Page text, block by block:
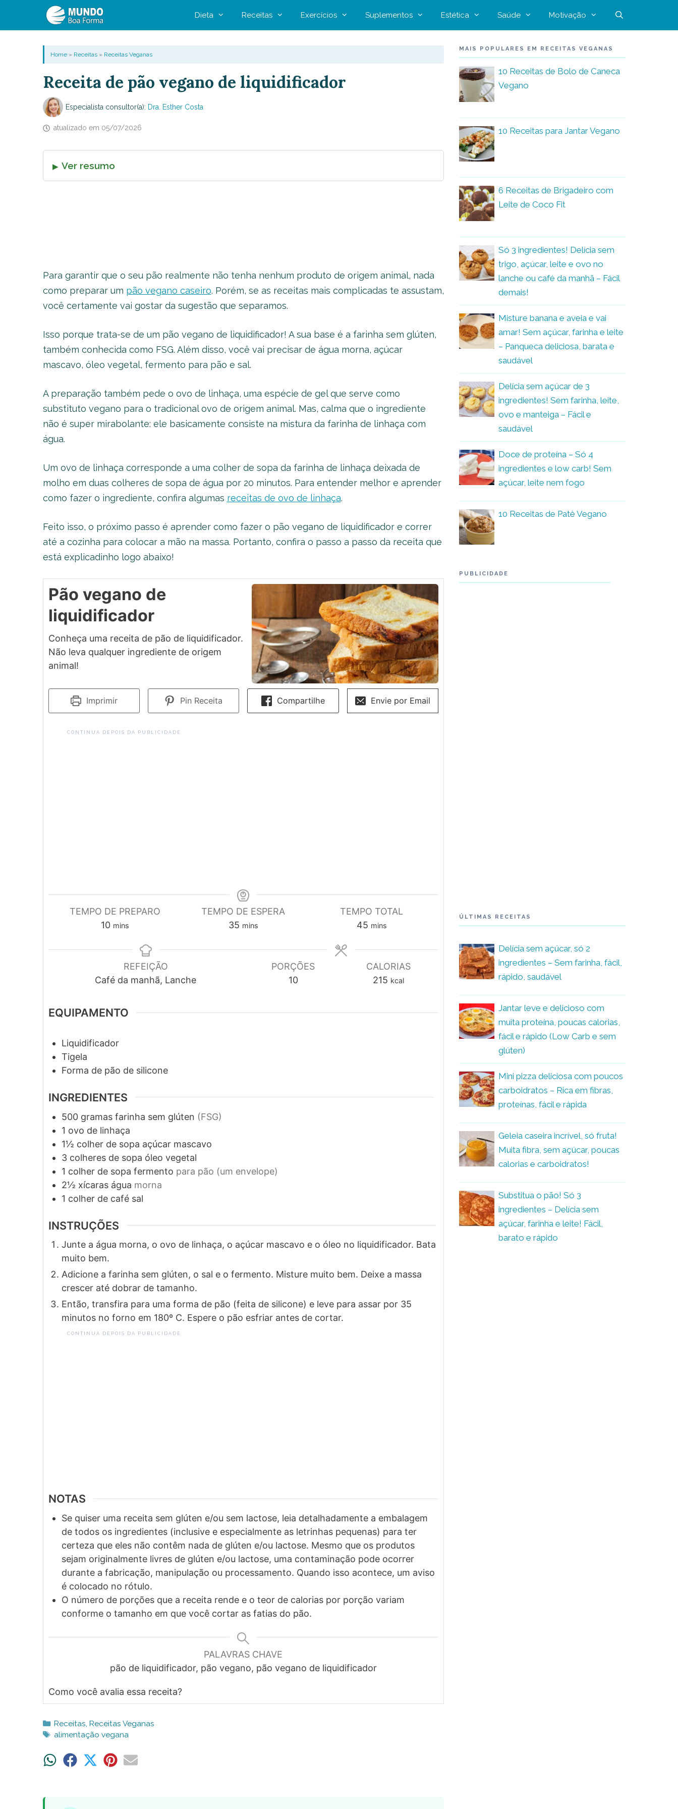
Dieta Receitas Exercícios Suplementos Estética Saúde Motivação
Home» Receitas» Receitas Veganas
Receita de pão vegano de liquidificador
Especialista consultor(a): Dra. Esther Costa
atualizado em 05/07/2026
Ver resumo
Para garantir que o seu pão realmente não tenha nenhum produto de origem animal, nada
como preparar um pão vegano caseiro. Porém, se as receitas mais complicadas te assustam,
você certamente vai gostar da sugestão que separamos.
Isso porque trata-se de um pão vegano de liquidificador! A sua base é a farinha sem glúten,
também conhecida como FSG. Além disso, você vai precisar de água morna, açúcar
mascavo, óleo vegetal, fermento para pão e sal.
A preparação também pede o ovo de linhaça, uma espécie de gel que serve como
substituto vegano para o tradicional ovo de origem animal. Mas, calma que o ingrediente
não é super mirabolante: ele basicamente consiste na mistura da farinha de linhaça com
água.
Um ovo de linhaça corresponde a uma colher de sopa da farinha de linhaça deixada de
molho em duas colheres de sopa de água por 20 minutos. Para entender melhor e aprender
como fazer o ingrediente, confira algumas receitas de ovo de linhaça.
Feito isso, o próximo passo é aprender como fazer o pão vegano de liquidificador e correr
até a cozinha para colocar a mão na massa. Portanto, confira o passo a passo da receita que
está explicadinho logo abaixo!
Pão vegano de
liquidificador
Conheça uma receita de pão de liquidificador.
Não leva qualquer ingrediente de origem
animal!
Imprimir Pin Receita Compartilhe Envie por Email
CONTINUA DEPOIS DA PUBLICIDADE
TEMPO DE PREPARO
10minutes
mins
TEMPO DE ESPERA
35minutes
mins
TEMPO TOTAL
45minutes
mins
REFEIÇÃO
Café da manhã, Lanche
PORÇÕES
10
CALORIAS
215 kcal
EQUIPAMENTO
Liquidificador
Tigela
Forma de pão de silicone
INGREDIENTES
500 gramas farinha sem glúten (FSG)
1 ovo de linhaça
1½ colher de sopa açúcar mascavo
3 colheres de sopa óleo vegetal
1 colher de sopa fermento para pão (um envelope)
2½ xícaras água morna
1 colher de café sal
INSTRUÇÕES
Junte a água morna, o ovo de linhaça, o açúcar mascavo e o óleo no liquidificador. Bata
muito bem.
Adicione a farinha sem glúten, o sal e o fermento. Misture muito bem. Deixe a massa
crescer até dobrar de tamanho.
Então, transfira para uma forma de pão (feita de silicone) e leve para assar por 35
minutos no forno em 180º C. Espere o pão esfriar antes de cortar.
CONTINUA DEPOIS DA PUBLICIDADE
NOTAS
Se quiser uma receita sem glúten e/ou sem lactose, leia detalhadamente a embalagem
de todos os ingredientes (inclusive e especialmente as letrinhas pequenas) para ter
certeza que eles não contêm nada de glúten e/ou lactose. Mesmo que os produtos
sejam originalmente livres de glúten e/ou lactose, uma contaminação pode ocorrer
durante a fabricação, manipulação ou processamento. Quando isso acontece, um aviso
é colocado no rótulo.
O número de porções que a receita rende e o teor de calorias por porção variam
conforme o tamanho em que você cortar as fatias do pão.
PALAVRAS CHAVE
pão de liquidificador, pão vegano, pão vegano de liquidificador
Como você avalia essa receita?
Categorias
Receitas, Receitas Veganas
Tags
alimentação vegana
ShareShare ShareShareShare
MAIS POPULARES EM RECEITAS VEGANAS
10 Receitas de Bolo de Caneca
Vegano
10 Receitas para Jantar Vegano
6 Receitas de Brigadeiro com
Leite de Coco Fit
Só 3 ingredientes! Delícia sem
trigo, açúcar, leite e ovo no
lanche ou café da manhã – Fácil
demais!
Misture banana e aveia e vai
amar! Sem açúcar, farinha e leite
– Panqueca deliciosa, barata e
saudável
Delícia sem açúcar de 3
ingredientes! Sem farinha, leite,
ovo e manteiga – Fácil e
saudável
Doce de proteína – Só 4
ingredientes e low carb! Sem
açúcar, leite nem fogo
10 Receitas de Patê Vegano
PUBLICIDADE
ÚLTIMAS RECEITAS
Delícia sem açúcar, só 2
ingredientes – Sem farinha, fácil,
rápido, saudável
Jantar leve e delicioso com
muita proteína, poucas calorias,
fácil e rápido (Low Carb e sem
glúten)
Mini pizza deliciosa com poucos
carboidratos – Rica em fibras,
proteínas, fácil e rápida
Geleia caseira incrível, só fruta!
Muita fibra, sem açúcar, poucas
calorias e carboidratos!
Substitua o pão! Só 3
ingredientes – Delícia sem
açúcar, farinha e leite! Fácil,
barato e rápido